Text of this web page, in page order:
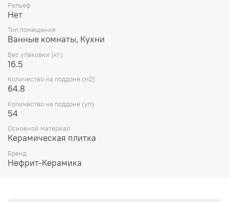
Рельеф
Нет
Тип помещения
Ванные комнаты, Кухни
Вес упаковки (кг)
16.5
Количество на поддоне (м2)
64.8
Количество на поддоне (уп)
54
Основной материал
Керамическая плитка
Бренд
Нефрит-Керамика